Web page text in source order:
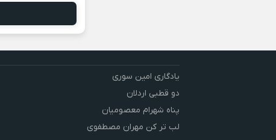
یادگاری امین سوری
دو قطبی اردلان
پناه شهرام معصومیان
لب تر کن مهران مصطفوی